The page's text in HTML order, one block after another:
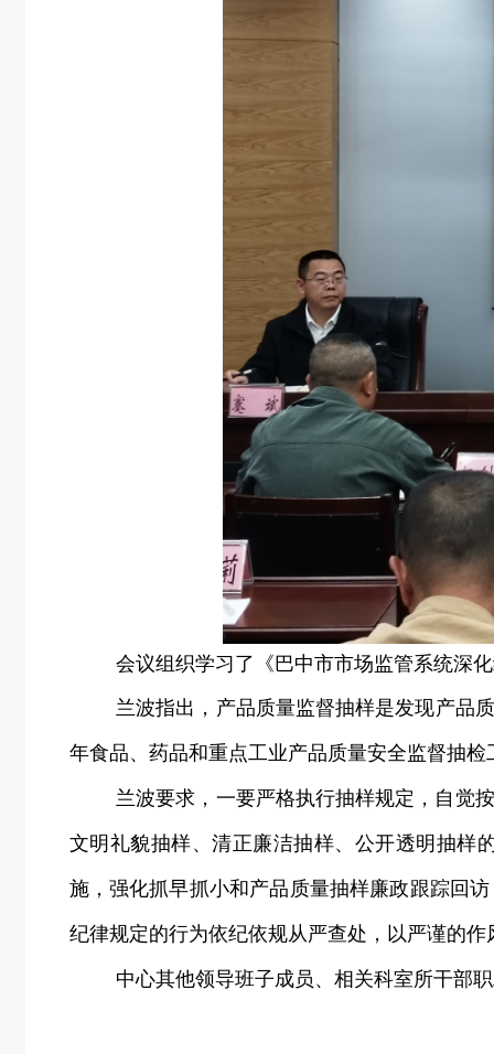
会议组织学习了《巴中市市场监管系统深
兰波指出，产品质量监督抽样是发现产品
年食品、药品和重点工业产品质量安全监督抽检
兰波要求，一要严格执行抽样规定，自觉
文明礼貌抽样、清正廉洁抽样、公开透明抽样
施，强化抓早抓小和产品质量抽样廉政跟踪回
纪律规定的行为依纪依规从严查处， 以严谨的作
中心其他领导班子成员、相关科室所干部